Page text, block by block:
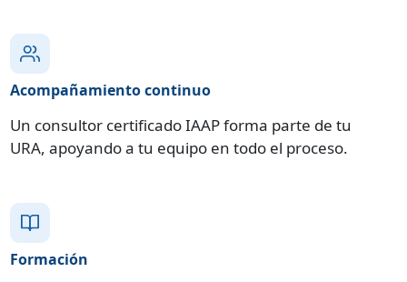
Acompañamiento continuo
Un consultor certificado IAAP forma parte de tu
URA, apoyando a tu equipo en todo el proceso.
Formación